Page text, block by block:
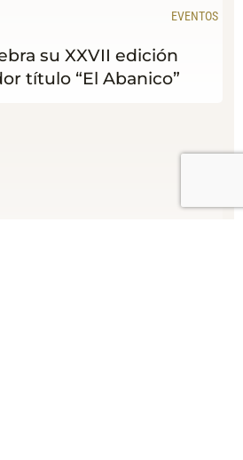
EVENTOS
su XXVII edición
título “El Abanico”